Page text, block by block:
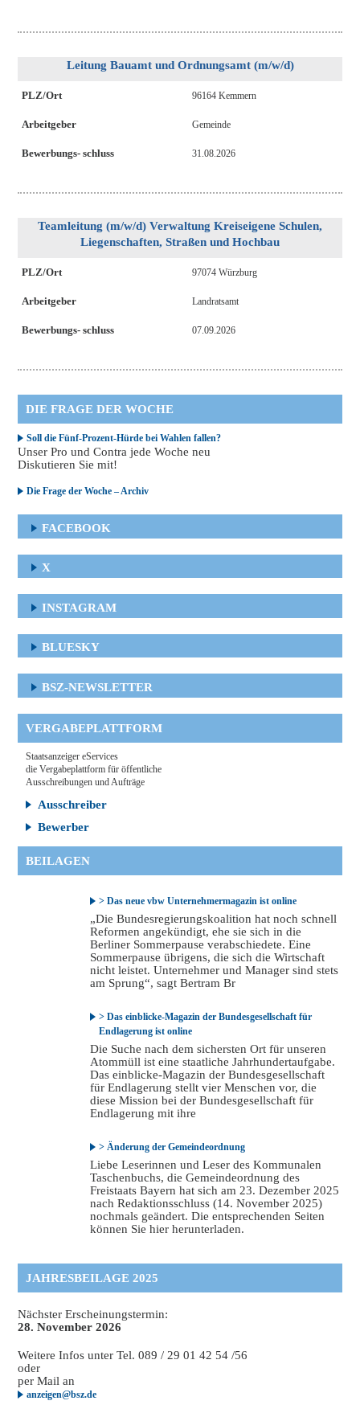
Leitung Bauamt und Ordnungsamt (m/w/d)
PLZ/Ort
Arbeitgeber
Bewerbungs- schluss
96164 Kemmern
Gemeinde
31.08.2026
Teamleitung (m/w/d) Verwaltung Kreiseigene Schulen,
Liegenschaften, Straßen und Hochbau
PLZ/Ort
Arbeitgeber
Bewerbungs- schluss
97074 Würzburg
Landratsamt
07.09.2026
DIE FRAGE DER WOCHE
Soll die Fünf-Prozent-Hürde bei Wahlen fallen?
Unser Pro und Contra jede Woche neu
Diskutieren Sie mit!
Die Frage der Woche – Archiv
FACEBOOK
X
INSTAGRAM
BLUESKY
BSZ-NEWSLETTER
VERGABEPLATTFORM
Staatsanzeiger eServices
die Vergabeplattform für öffentliche
Ausschreibungen und Aufträge
Ausschreiber
Bewerber
BEILAGEN
> Das neue vbw Unternehmermagazin ist online
„Die Bundesregierungskoalition hat noch schnell
Reformen angekündigt, ehe sie sich in die
Berliner Sommerpause verabschiedete. Eine
Sommerpause übrigens, die sich die Wirtschaft
nicht leistet. Unternehmer und Manager sind stets
am Sprung“, sagt Bertram Br
> Das einblicke-Magazin der Bundesgesellschaft für
Endlagerung ist online
Die Suche nach dem sichersten Ort für unseren
Atommüll ist eine staatliche Jahrhundertaufgabe.
Das einblicke-Magazin der Bundesgesellschaft
für Endlagerung stellt vier Menschen vor, die
diese Mission bei der Bundesgesellschaft für
Endlagerung mit ihre
> Änderung der Gemeindeordnung
Liebe Leserinnen und Leser des Kommunalen
Taschenbuchs, die Gemeindeordnung des
Freistaats Bayern hat sich am 23. Dezember 2025
nach Redaktionsschluss (14. November 2025)
nochmals geändert. Die entsprechenden Seiten
können Sie hier herunterladen.
JAHRESBEILAGE 2025
Nächster Erscheinungstermin:
28. November 2026
Weitere Infos unter Tel. 089 / 29 01 42 54 /56
oder
per Mail an
anzeigen@bsz.de